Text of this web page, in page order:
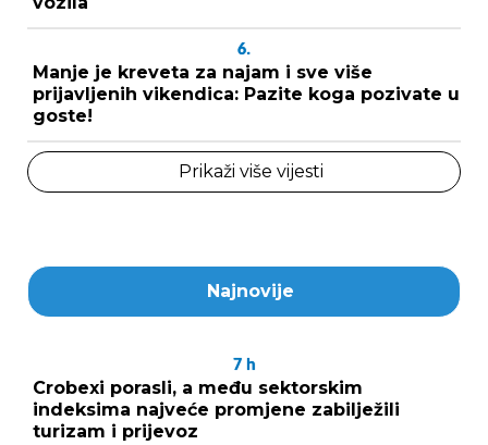
6.
Manje je kreveta za najam i sve više
prijavljenih vikendica: Pazite koga pozivate u
goste!
Prikaži više vijesti
Najnovije
7 h
Crobexi porasli, a među sektorskim
indeksima najveće promjene zabilježili
turizam i prijevoz